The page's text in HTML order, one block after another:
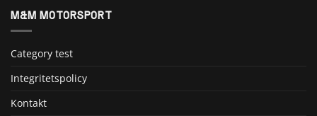
M&M MOTORSPORT
Category test
Integritetspolicy
Kontakt